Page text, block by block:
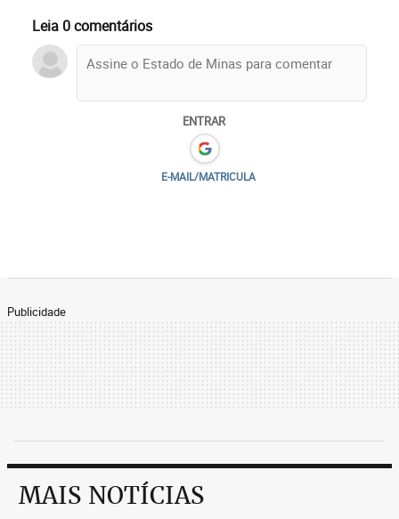
Leia 0 comentários
ENTRAR
E-MAIL/MATRICULA
Publicidade
MAIS NOTÍCIAS